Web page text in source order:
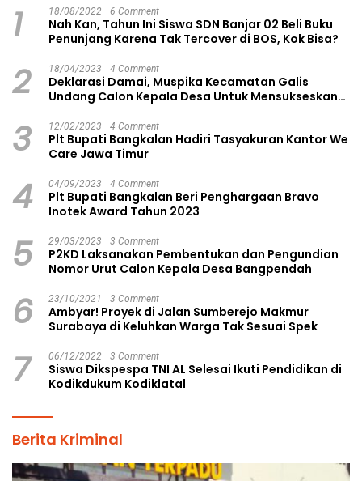
1 18/08/2022 6 Comment
Nah Kan, Tahun Ini Siswa SDN Banjar 02 Beli Buku
Penunjang Karena Tak Tercover di BOS, Kok Bisa?
2 18/04/2023 4 Comment
Deklarasi Damai, Muspika Kecamatan Galis
Undang Calon Kepala Desa Untuk Mensukseskan
3 12/02/2023 4 Comment
Plt Bupati Bangkalan Hadiri Tasyakuran Kantor We
Care Jawa Timur
4 04/09/2023 4 Comment
Plt Bupati Bangkalan Beri Penghargaan Bravo
Inotek Award Tahun 2023
5 29/03/2023 3 Comment
P2KD Laksanakan Pembentukan dan Pengundian
Nomor Urut Calon Kepala Desa Bangpendah
6 23/10/2021 3 Comment
Ambyar! Proyek di Jalan Sumberejo Makmur
Surabaya di Keluhkan Warga Tak Sesuai Spek
7 06/12/2022 3 Comment
Siswa Dikspespa TNI AL Selesai Ikuti Pendidikan di
Kodikdukum Kodiklatal
Berita Kriminal